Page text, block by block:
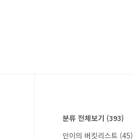
분류 전체보기 (393)
인이의 버킷리스트 (45)